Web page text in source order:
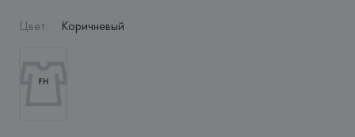
Цвет: Коричневый